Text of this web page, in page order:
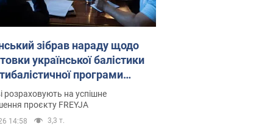
зібрав нараду щодо
української балістики
які рішення готуються
розраховують на успішне
проєкту FREYJA
14:58 3,3 т.